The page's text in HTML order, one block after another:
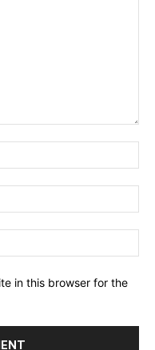
in this browser for the